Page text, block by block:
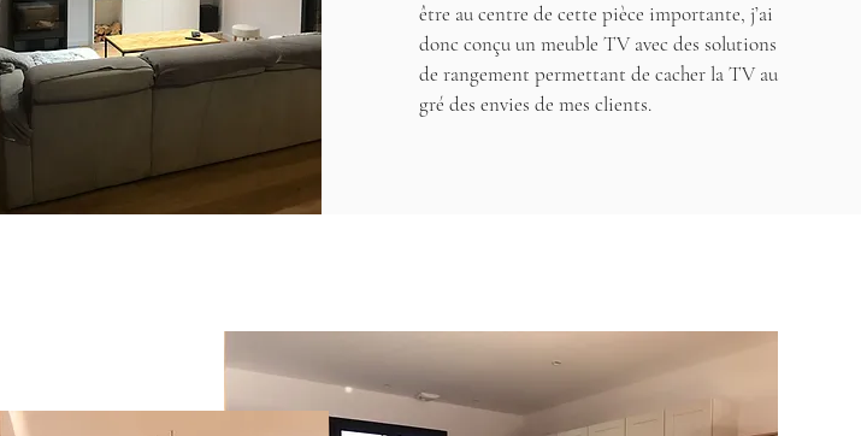
être au centre de cette pièce importante, j’ai
donc conçu un meuble TV avec des solutions
de rangement permettant de cacher la TV au
gré des envies de mes clients.